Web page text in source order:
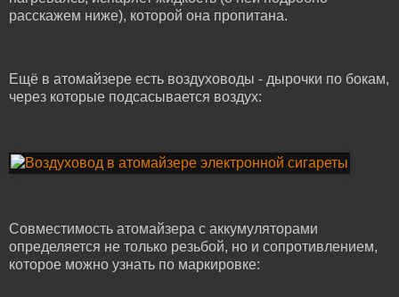
расскажем ниже), которой она пропитана.
Ещё в атомайзере есть воздуховоды - дырочки по бокам,
через которые подсасывается воздух:
Совместимость атомайзера с аккумуляторами
определяется не только резьбой, но и сопротивлением,
которое можно узнать по маркировке: